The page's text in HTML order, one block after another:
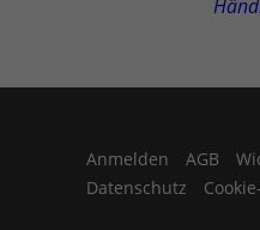
Anmelden AGB
Datenschutz